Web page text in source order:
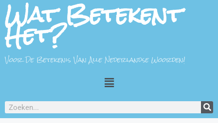
Wat Betekent
Het?
Voor De Betekenis Van Alle Nederlandse Woorden!